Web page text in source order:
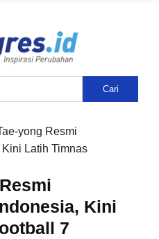
Cari
yong Resmi
Latih Timnas
Kini
7